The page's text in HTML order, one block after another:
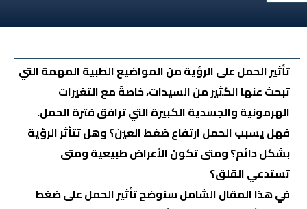
تأثيرالحملعلى الرؤية من المواضيع الطبية المهمة التي
تبحث عنها الكثير من السيدات، خاصةً مع التغيرات
الهرمونية والجسدية الكبيرة التي ترافق فترة الحمل.
فهل يسبب الحمل ارتفاع ضغط العين؟ وهل تتأثر الرؤية
بشكل دائم؟ ومتى تكون الأعراض طبيعية ومتى
تستدعي القلق؟
في هذا المقال الشامل سنوضح تأثير الحمل على ضغط